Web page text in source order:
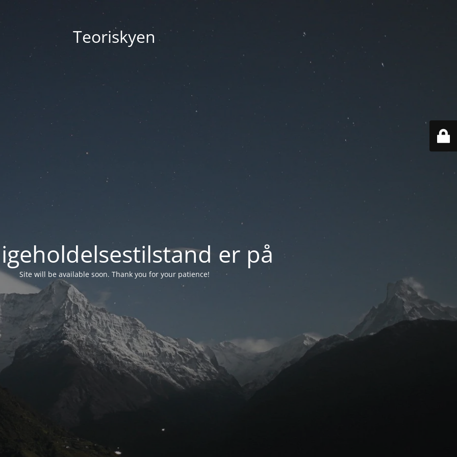
Teoriskyen
er på
Site will be available soon. Thank you for your patience!